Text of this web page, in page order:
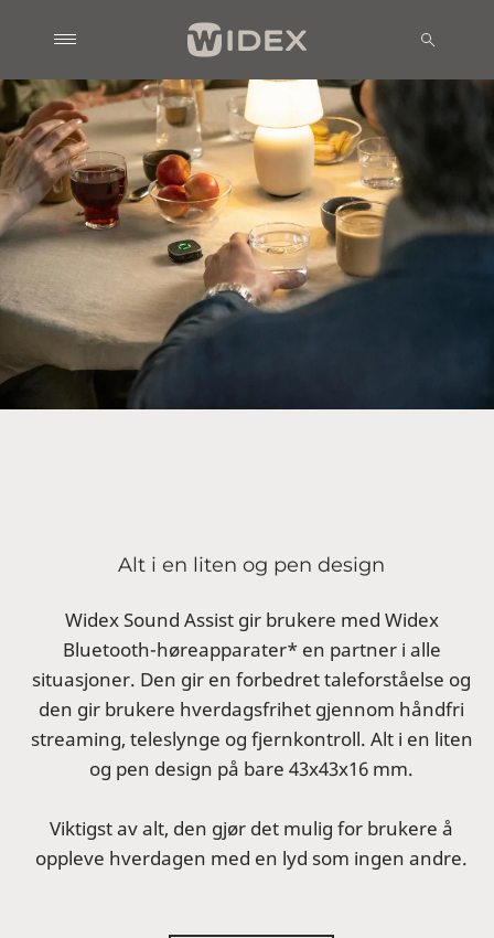
Alt i en liten og pen design
Widex Sound Assist gir brukere med Widex
Bluetooth-høreapparater* en partner i alle
situasjoner. Den gir en forbedret taleforståelse og
den gir brukere hverdagsfrihet gjennom håndfri
streaming, teleslynge og fjernkontroll. Alt i en liten
og pen design på bare 43x43x16 mm.
Viktigst av alt, den gjør det mulig for brukere å
oppleve hverdagen med en lyd som ingen andre.